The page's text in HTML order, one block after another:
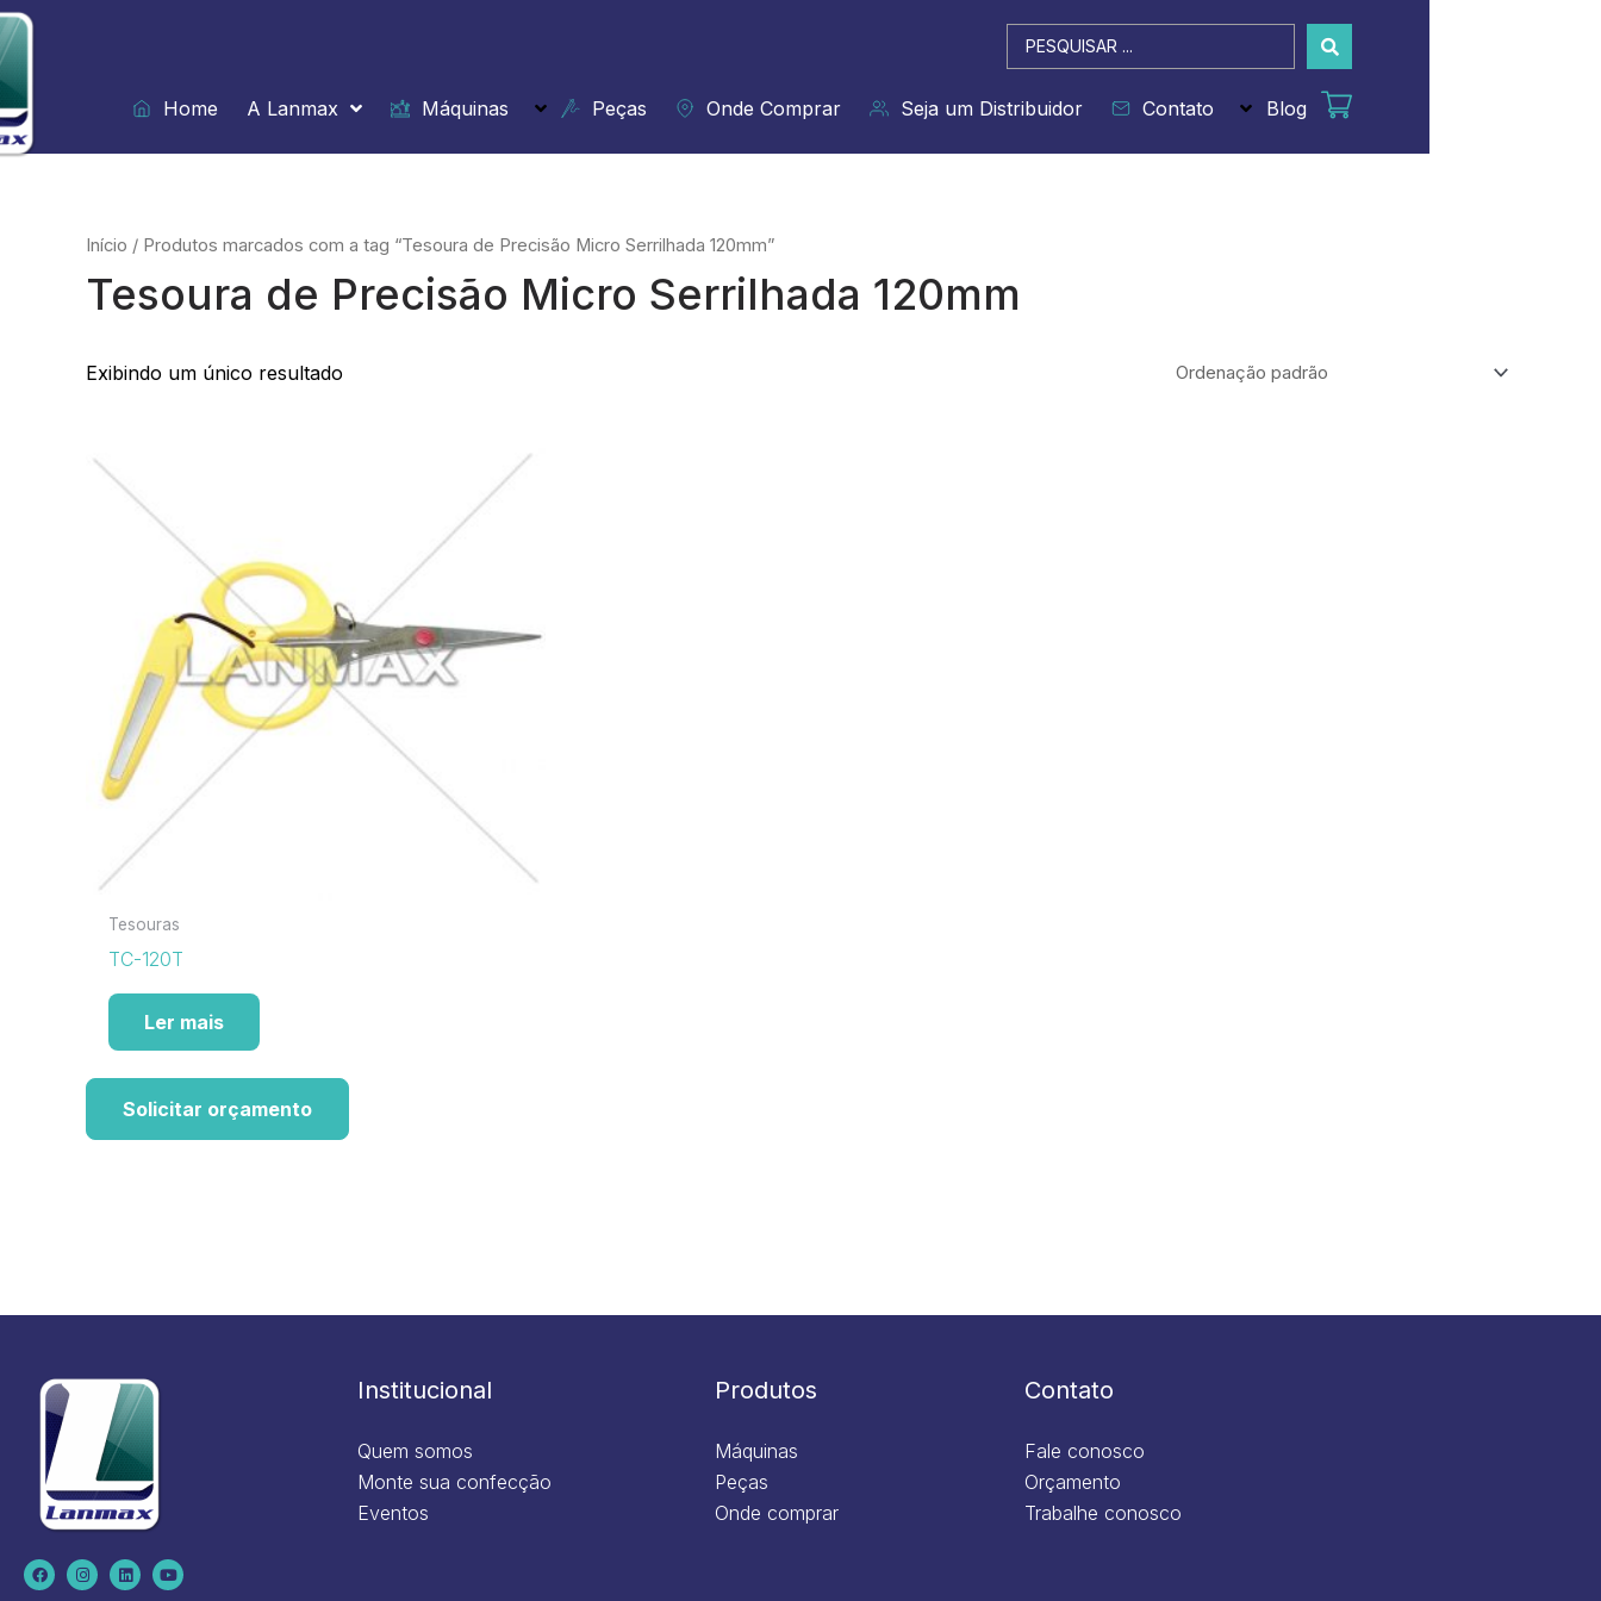
Ir
para
o
conteúdo
Pesquisar
...
Home
A Lanmax Máquinas Peças Onde Comprar Seja um Distribuidor Contato Blog
Início / Produtos marcados com a tag “Tesoura de Precisão Micro Serrilhada 120mm”
Tesoura de Precisão Micro Serrilhada 120mm
Exibindo um único resultado
Tesouras
TC-120T
Ler mais
Solicitar orçamento
F
a
c
I
n
s
L
i
n
Y
o
u
Institucional
Quem somos
Monte sua confecção
Eventos
Produtos
Máquinas
Peças
Onde comprar
Contato
Fale conosco
Orçamento
Trabalhe conosco